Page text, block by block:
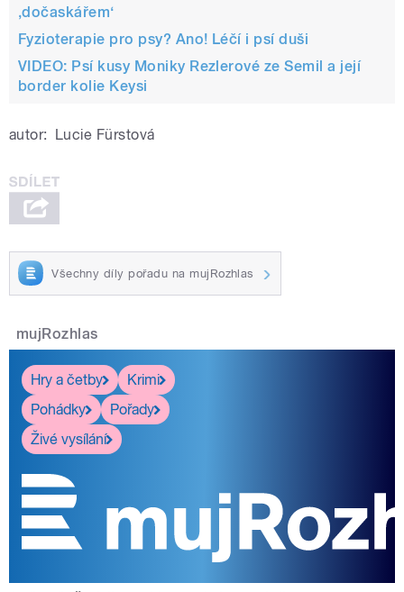
‚dočaskářem‘
Fyzioterapie pro psy? Ano! Léčí i psí duši
VIDEO: Psí kusy Moniky Rezlerové ze Semil a její
border kolie Keysi
autor: Lucie Fürstová
Všechny díly pořadu na mujRozhlas
mujRozhlas
Hry a četby
Krimi
Pohádky
Pořady
Živé vysílání